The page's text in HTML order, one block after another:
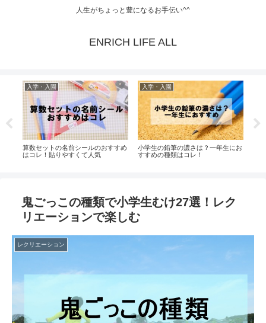
人生がちょっと豊になるお手伝い^^
ENRICH LIFE ALL
入学・入園
算数セットの名前シールのおすすめ
はコレ！貼りやすくて人気
入学・入園
小学生の鉛筆の濃さは？一年生にお
すすめの種類はコレ！
鬼ごっこの種類で小学生むけ27選！レク
リエーションで楽しむ
レクリエーション